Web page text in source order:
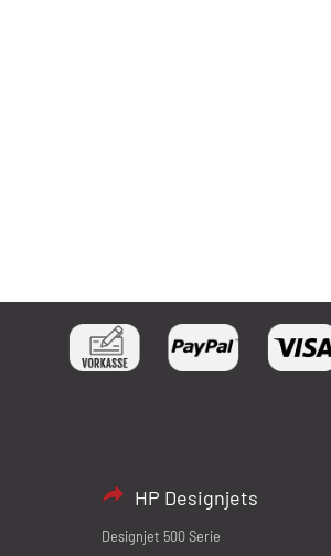
HP Designjets
Designjet 500 Serie